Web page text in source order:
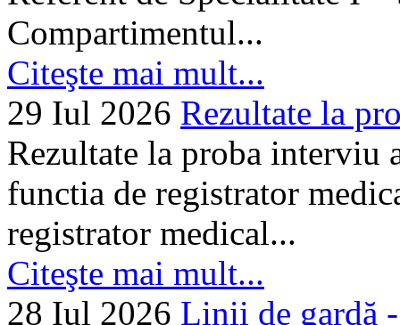
Compartimentul...
Citeşte mai mult...
29 Iul 2026 Rezultate la
Rezultate la proba interviu
functia de registrator
registrator medical...
Citeşte mai mult...
28 Iul 2026 Linii de gardă